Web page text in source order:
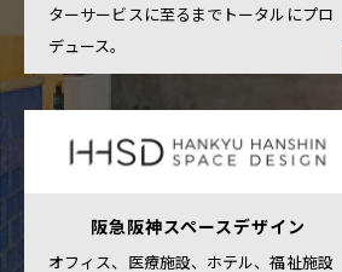
ターサービスに至るまでトータルにプロ
デュース。
阪急阪神スペースデザイン
オフィス、医療施設、ホテル、福祉施設